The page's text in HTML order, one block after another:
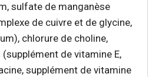
sulfate de manganèse
de cuivre et de glycine,
chlorure de choline,
de vitamine E,
supplément de vitamine